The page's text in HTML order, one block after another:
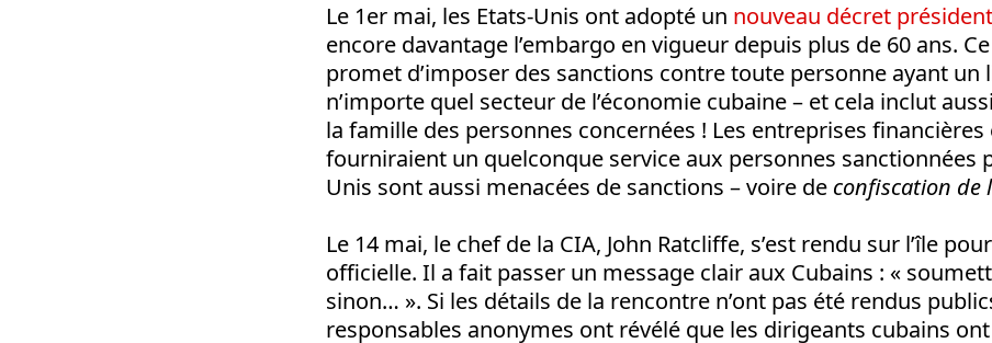
Le 1er mai, les Etats-Unis ont adopté un nouveau décret
encore davantage l’embargo en vigueur depuis plus de 60 ans.
promet d’imposer des sanctions contre toute personne ayant un
n’importe quel secteur de l’économie cubaine – et cela inclut
la famille des personnes concernées ! Les entreprises
fourniraient un quelconque service aux personnes sanctionnées
Unis sont aussi menacées de sanctions – voire de confiscation de
Le 14 mai, le chef de la CIA, John Ratcliffe, s’est rendu sur l’île
officielle. Il a fait passer un message clair aux Cubains : «
sinon… ». Si les détails de la rencontre n’ont pas été rendus
responsables anonymes ont révélé que les dirigeants cubains